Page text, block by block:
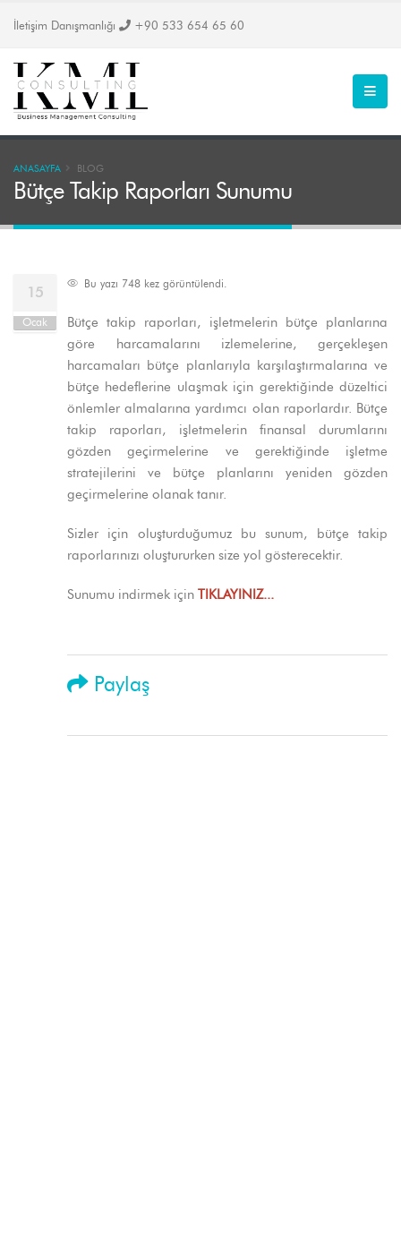
İletişim Danışmanlığı +90 533 654 65 60
ANASAYFA BLOG
Bütçe Takip Raporları Sunumu
15
Ocak
Bu yazı 748 kez görüntülendi.
Bütçe takip raporları, işletmelerin bütçe planlarına
göre harcamalarını izlemelerine, gerçekleşen
harcamaları bütçe planlarıyla karşılaştırmalarına ve
bütçe hedeflerine ulaşmak için gerektiğinde düzeltici
önlemler almalarına yardımcı olan raporlardır. Bütçe
takip raporları, işletmelerin finansal durumlarını
gözden geçirmelerine ve gerektiğinde işletme
stratejilerini ve bütçe planlarını yeniden gözden
geçirmelerine olanak tanır.
Sizler için oluşturduğumuz bu sunum, bütçe takip
raporlarınızı oluştururken size yol gösterecektir.
Sunumu indirmek için TIKLAYINIZ...
Paylaş